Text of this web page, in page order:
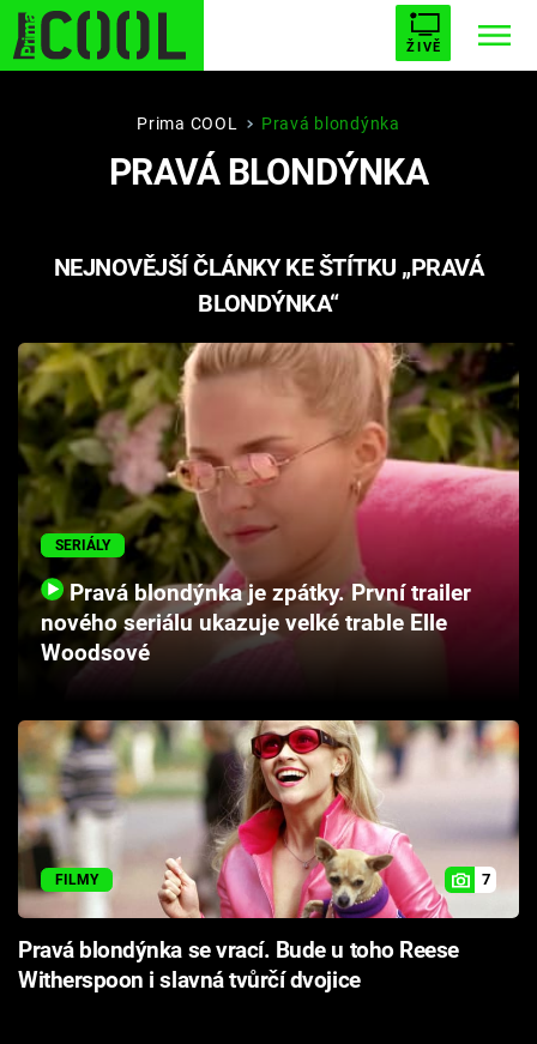
ŽIVĚ
STARHOUSE BUFFY, PŘEMOŽITELKA UPÍRŮ
PLNEJ KOTEL AVENGERS 5
Filmy
Seriály
Hry
Cool Esport
Pořady
Sledujte prima+
Přihlášení
Sledujte nás
Prima COOL Pravá blondýnka
PRAVÁ BLONDÝNKA
NEJNOVĚJŠÍ ČLÁNKY KE ŠTÍTKU „PRAVÁ
BLONDÝNKA“
SERIÁLY
Pravá blondýnka je zpátky. První trailer
nového seriálu ukazuje velké trable Elle
Woodsové
FILMY 7
Pravá blondýnka se vrací. Bude u toho Reese
Witherspoon i slavná tvůrčí dvojice